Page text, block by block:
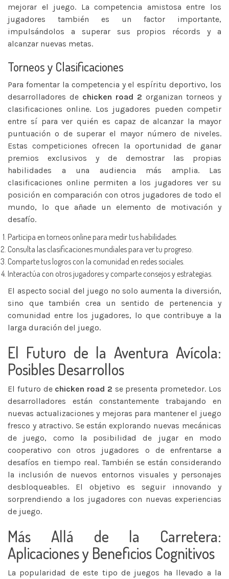
mejorar el juego. La competencia amistosa entre los
jugadores también es un factor importante,
impulsándolos a superar sus propios récords y a
alcanzar nuevas metas.
Torneos y Clasificaciones
Para fomentar la competencia y el espíritu deportivo, los
desarrolladores de chicken road 2 organizan torneos y
clasificaciones online. Los jugadores pueden competir
entre sí para ver quién es capaz de alcanzar la mayor
puntuación o de superar el mayor número de niveles.
Estas competiciones ofrecen la oportunidad de ganar
premios exclusivos y de demostrar las propias
habilidades a una audiencia más amplia. Las
clasificaciones online permiten a los jugadores ver su
posición en comparación con otros jugadores de todo el
mundo, lo que añade un elemento de motivación y
desafío.
Participa en torneos online para medir tus habilidades.
Consulta las clasificaciones mundiales para ver tu progreso.
Comparte tus logros con la comunidad en redes sociales.
Interactúa con otros jugadores y comparte consejos y estrategias.
El aspecto social del juego no solo aumenta la diversión,
sino que también crea un sentido de pertenencia y
comunidad entre los jugadores, lo que contribuye a la
larga duración del juego.
El Futuro de la Aventura Avícola:
Posibles Desarrollos
El futuro de chicken road 2 se presenta prometedor. Los
desarrolladores están constantemente trabajando en
nuevas actualizaciones y mejoras para mantener el juego
fresco y atractivo. Se están explorando nuevas mecánicas
de juego, como la posibilidad de jugar en modo
cooperativo con otros jugadores o de enfrentarse a
desafíos en tiempo real. También se están considerando
la inclusión de nuevos entornos visuales y personajes
desbloqueables. El objetivo es seguir innovando y
sorprendiendo a los jugadores con nuevas experiencias
de juego.
Más Allá de la Carretera:
Aplicaciones y Beneficios Cognitivos
La popularidad de este tipo de juegos ha llevado a la